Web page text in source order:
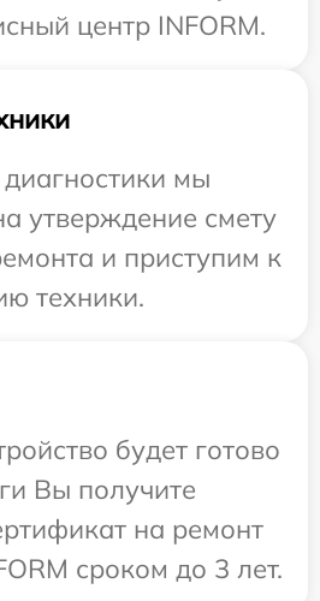
центр INFORM.
мы
утверждение смету
и приступим к
техники.
будет готово
Вы получите
на ремонт
сроком до 3 лет.